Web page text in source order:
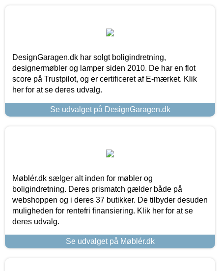
DesignGaragen.dk har solgt boligindretning,
designermøbler og lamper siden 2010. De har en flot
score på Trustpilot, og er certificeret af E-mærket. Klik
her for at se deres udvalg.
Se udvalget på DesignGaragen.dk
Møblér.dk sælger alt inden for møbler og
boligindretning. Deres prismatch gælder både på
webshoppen og i deres 37 butikker. De tilbyder desuden
muligheden for rentefri finansiering. Klik her for at se
deres udvalg.
Se udvalget på Møblér.dk